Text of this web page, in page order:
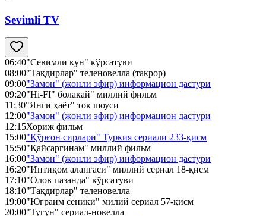
Sevimli TV
06:40"Севимли кун" кўрсатуви
08:00"Тақдирлар" теленовелла (такрор)
09:00"Замон" (жонли эфир) информацион дастури
09:20"Hi-FI" болакай" миллий фильм
11:30"Янги ҳаёт" ток шоуси
12:00"Замон" (жонли эфир) информацион дастури
12:15Хориж фильм
15:00"Қўрғон сирлари" Туркия сериали 233-қисм
15:50"Қайсаргинам" миллий фильм
16:00"Замон" (жонли эфир) информацион дастури
16:20"Интиқом алангаси" миллий сериал 18-қисм
17:10"Олов пазанда" кўрсатуви
18:10"Тақдирлар" теленовелла
19:00"Юграим сеники" милий сериал 57-қисм
20:00"Тугун" сериал-новелла